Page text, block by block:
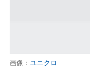
画像： ユニクロ